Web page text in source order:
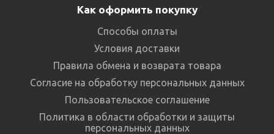
Как оформить покупку
Способы оплаты
Условия доставки
Правила обмена и возврата товара
Согласие на обработку персональных данных
Пользовательское соглашение
Политика в области обработки и защиты
персональных данных